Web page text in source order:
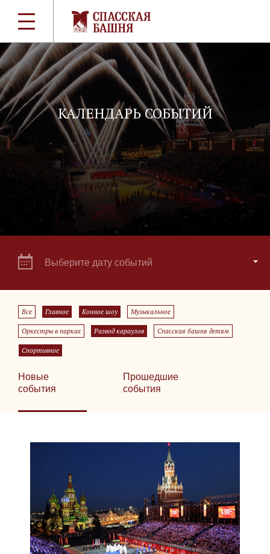
КАЛЕНДАРЬ СОБЫТИЙ
Выберите дату событий
Все Главное Конное шоу Музыкальное
Оркестры в парках Развод караулов Спасская башня детям
Спортивное
Новые
события
Прошедшие
события